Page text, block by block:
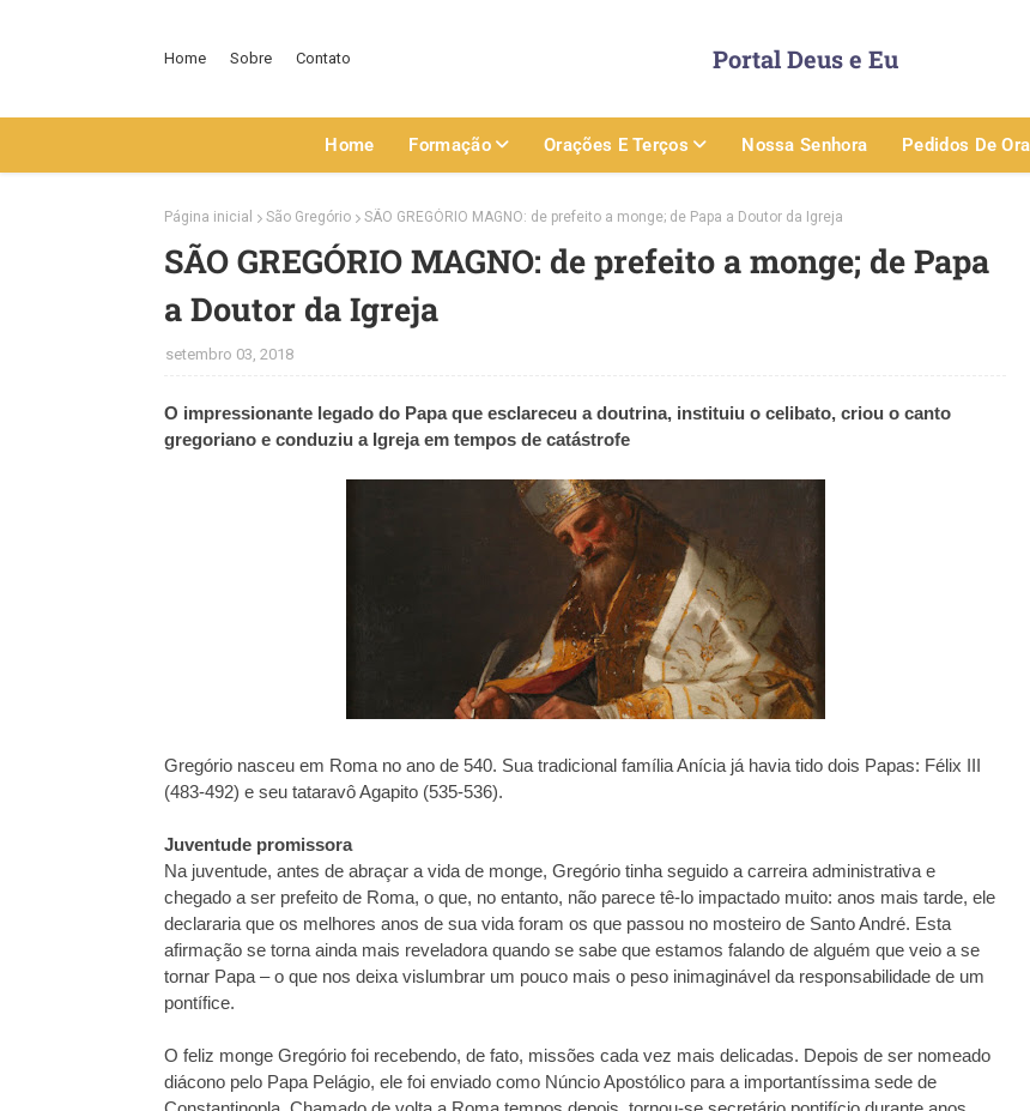
Home Sobre Contato Portal Deus e Eu
Home Formação Orações E Terços Nossa Senhora Pedidos De
Página inicial São Gregório SÃO GREGÓRIO MAGNO: de prefeito a monge; de Papa a Doutor da Igreja
SÃO GREGÓRIO MAGNO: de prefeito a monge; de Papa
a Doutor da Igreja
setembro 03, 2018
O impressionante legado do Papa que esclareceu a doutrina, instituiu o celibato, criou o canto
gregoriano e conduziu a Igreja em tempos de catástrofe
Gregório nasceu em Roma no ano de 540. Sua tradicional família Anícia já havia tido dois Papas: Félix III
(483-492) e seu tataravô Agapito (535-536).
Juventude promissora
Na juventude, antes de abraçar a vida de monge, Gregório tinha seguido a carreira administrativa e
chegado a ser prefeito de Roma, o que, no entanto, não parece tê-lo impactado muito: anos mais tarde, ele
declararia que os melhores anos de sua vida foram os que passou no mosteiro de Santo André. Esta
afirmação se torna ainda mais reveladora quando se sabe que estamos falando de alguém que veio a se
tornar Papa – o que nos deixa vislumbrar um pouco mais o peso inimaginável da responsabilidade de um
pontífice.
O feliz monge Gregório foi recebendo, de fato, missões cada vez mais delicadas. Depois de ser nomeado
diácono pelo Papa Pelágio, ele foi enviado como Núncio Apostólico para a importantíssima sede de